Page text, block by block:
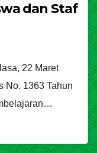
dan Staf
22 Maret
No. 1363 Tahun